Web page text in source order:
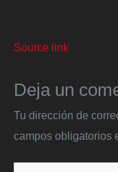
Source link
Deja un
Tu dirección de
campos obligatorios